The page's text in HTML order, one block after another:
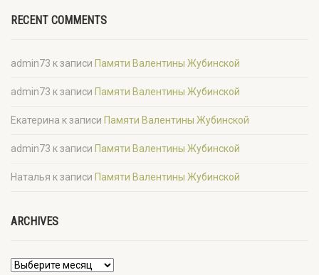
RECENT COMMENTS
admin73 к записи Памяти Валентины Жубинской
admin73 к записи Памяти Валентины Жубинской
Екатерина к записи Памяти Валентины Жубинской
admin73 к записи Памяти Валентины Жубинской
Наталья к записи Памяти Валентины Жубинской
ARCHIVES